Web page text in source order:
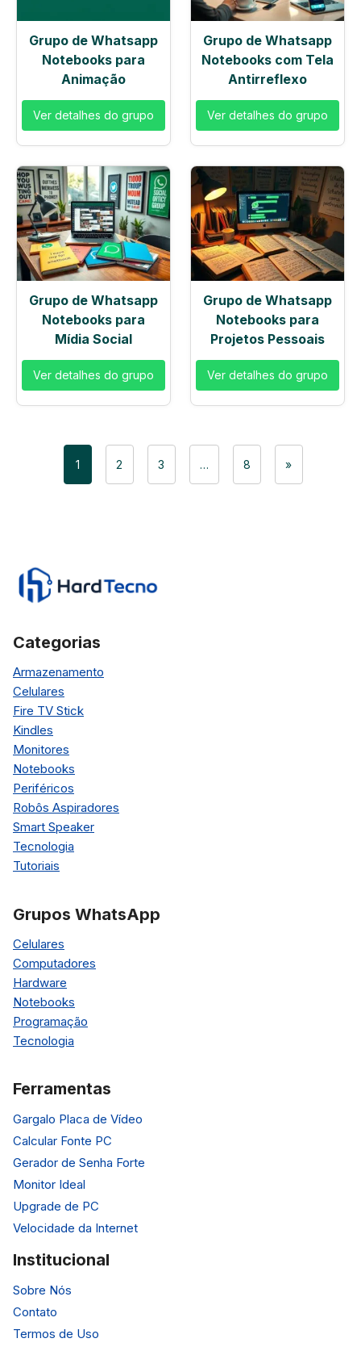
Grupo de Whatsapp
Notebooks para
Animação
Ver detalhes do grupo
Grupo de Whatsapp
Notebooks com Tela
Antirreflexo
Ver detalhes do grupo
Grupo de Whatsapp
Notebooks para
Mídia Social
Ver detalhes do grupo
Grupo de Whatsapp
Notebooks para
Projetos Pessoais
Ver detalhes do grupo
Navegação
1 2 3 … 8 »
Categorias
Armazenamento
Celulares
Fire TV Stick
Kindles
Monitores
Notebooks
Periféricos
Robôs Aspiradores
Smart Speaker
Tecnologia
Tutoriais
Grupos WhatsApp
Celulares
Computadores
Hardware
Notebooks
Programação
Tecnologia
Ferramentas
Gargalo Placa de Vídeo
Calcular Fonte PC
Gerador de Senha Forte
Monitor Ideal
Upgrade de PC
Velocidade da Internet
Institucional
Sobre Nós
Contato
Termos de Uso